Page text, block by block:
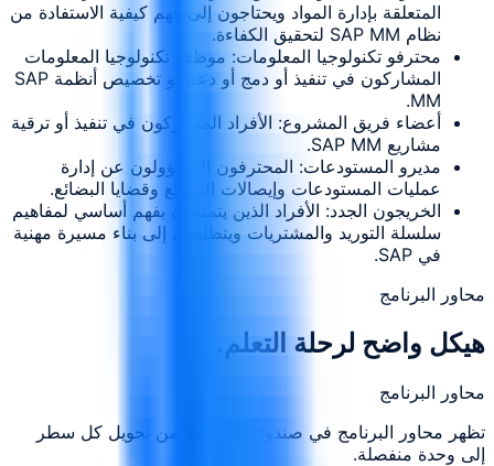
المتعلقة بإدارة المواد ويحتاجون إلى فهم كيفية الاستفادة من
نظام SAP MM لتحقيق الكفاءة.
محترفو تكنولوجيا المعلومات: موظفو تكنولوجيا المعلومات
المشاركون في تنفيذ أو دمج أو دعم أو تخصيص أنظمة SAP
MM.
أعضاء فريق المشروع: الأفراد المشاركون في تنفيذ أو ترقية
مشاريع SAP MM.
مديرو المستودعات: المحترفون المسؤولون عن إدارة
عمليات المستودعات وإيصالات البضائع وقضايا البضائع.
الخريجون الجدد: الأفراد الذين يتمتعون بفهم أساسي لمفاهيم
سلسلة التوريد والمشتريات ويتطلعون إلى بناء مسيرة مهنية
في SAP.
محاور البرنامج
هيكل واضح لرحلة التعلم.
محاور البرنامج
تظهر محاور البرنامج في صندوق واحد بدلاً من تحويل كل سطر
إلى وحدة منفصلة.